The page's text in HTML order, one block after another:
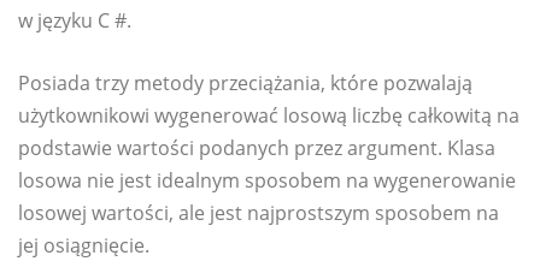
w języku C #.
Posiada trzy metody przeciążania, które pozwalają
użytkownikowi wygenerować losową liczbę całkowitą na
podstawie wartości podanych przez argument. Klasa
losowa nie jest idealnym sposobem na wygenerowanie
losowej wartości, ale jest najprostszym sposobem na
jej osiągnięcie.